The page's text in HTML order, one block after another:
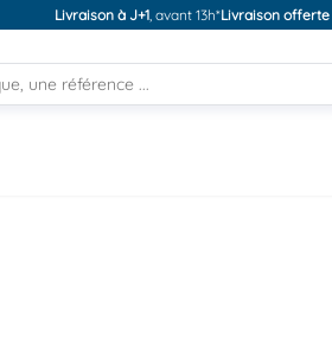
Livraison à J+1 , avant 13h*Livraison offerte